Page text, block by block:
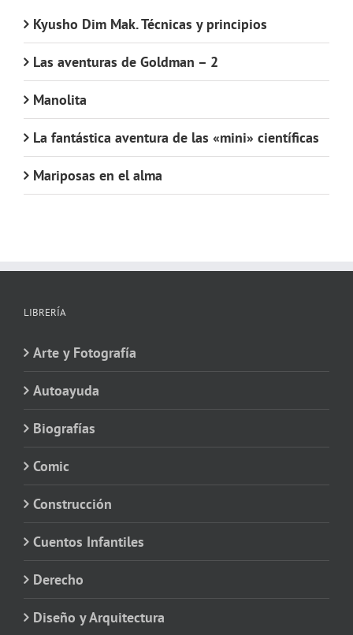
Kyusho Dim Mak. Técnicas y principios
Las aventuras de Goldman – 2
Manolita
La fantástica aventura de las «mini» científicas
Mariposas en el alma
LIBRERÍA
Arte y Fotografía
Autoayuda
Biografías
Comic
Construcción
Cuentos Infantiles
Derecho
Diseño y Arquitectura